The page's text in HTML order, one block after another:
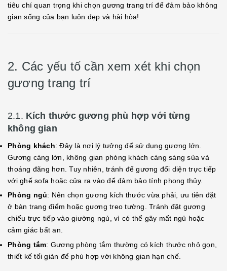
tiêu chí quan trọng khi chọn gương trang trí để đảm bảo không
gian sống của bạn luôn đẹp và hài hòa!
2. Các yếu tố cần xem xét khi chọn
gương trang trí
2.1. Kích thước gương phù hợp với từng
không gian
Phòng khách: Đây là nơi lý tưởng để sử dụng gương lớn.
Gương càng lớn, không gian phòng khách càng sáng sủa và
thoáng đãng hơn. Tuy nhiên, tránh để gương đối diện trực tiếp
với ghế sofa hoặc cửa ra vào để đảm bảo tính phong thủy.
Phòng ngủ: Nên chọn gương kích thước vừa phải, ưu tiên đặt
ở bàn trang điểm hoặc gương treo tường. Tránh đặt gương
chiếu trực tiếp vào giường ngủ, vì có thể gây mất ngủ hoặc
cảm giác bất an.
Phòng tắm: Gương phòng tắm thường có kích thước nhỏ gọn,
thiết kế tối giản để phù hợp với không gian hạn chế.